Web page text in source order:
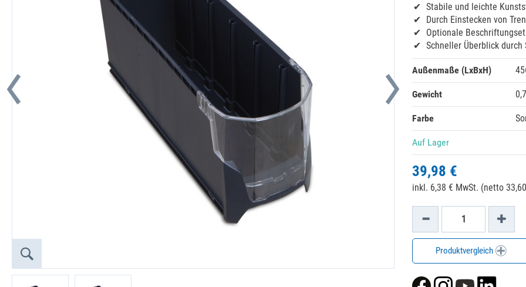
Stabile und leichte
Durch Einstecken von
Optionale
Schneller Überblick
Außenmaße (LxBxH)
Gewicht
Farbe
Auf Lager
39,98 €
inkl. 6,38 € MwSt. (netto
Produktvergleich